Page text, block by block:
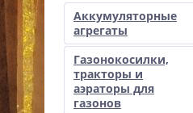
Аккумуляторные
агрегаты
Газонокосилки,
тракторы и
аэраторы для
газонов